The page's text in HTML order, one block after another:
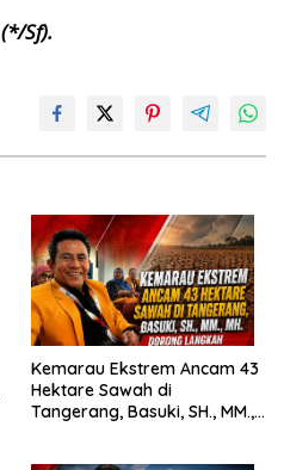
(*/Sf).
Kemarau Ekstrem Ancam 43
Hektare Sawah di
Tangerang, Basuki, SH., MM.,